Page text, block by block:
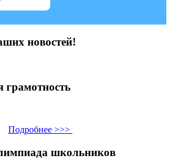
новостей!
Подробнее >>>
школьников